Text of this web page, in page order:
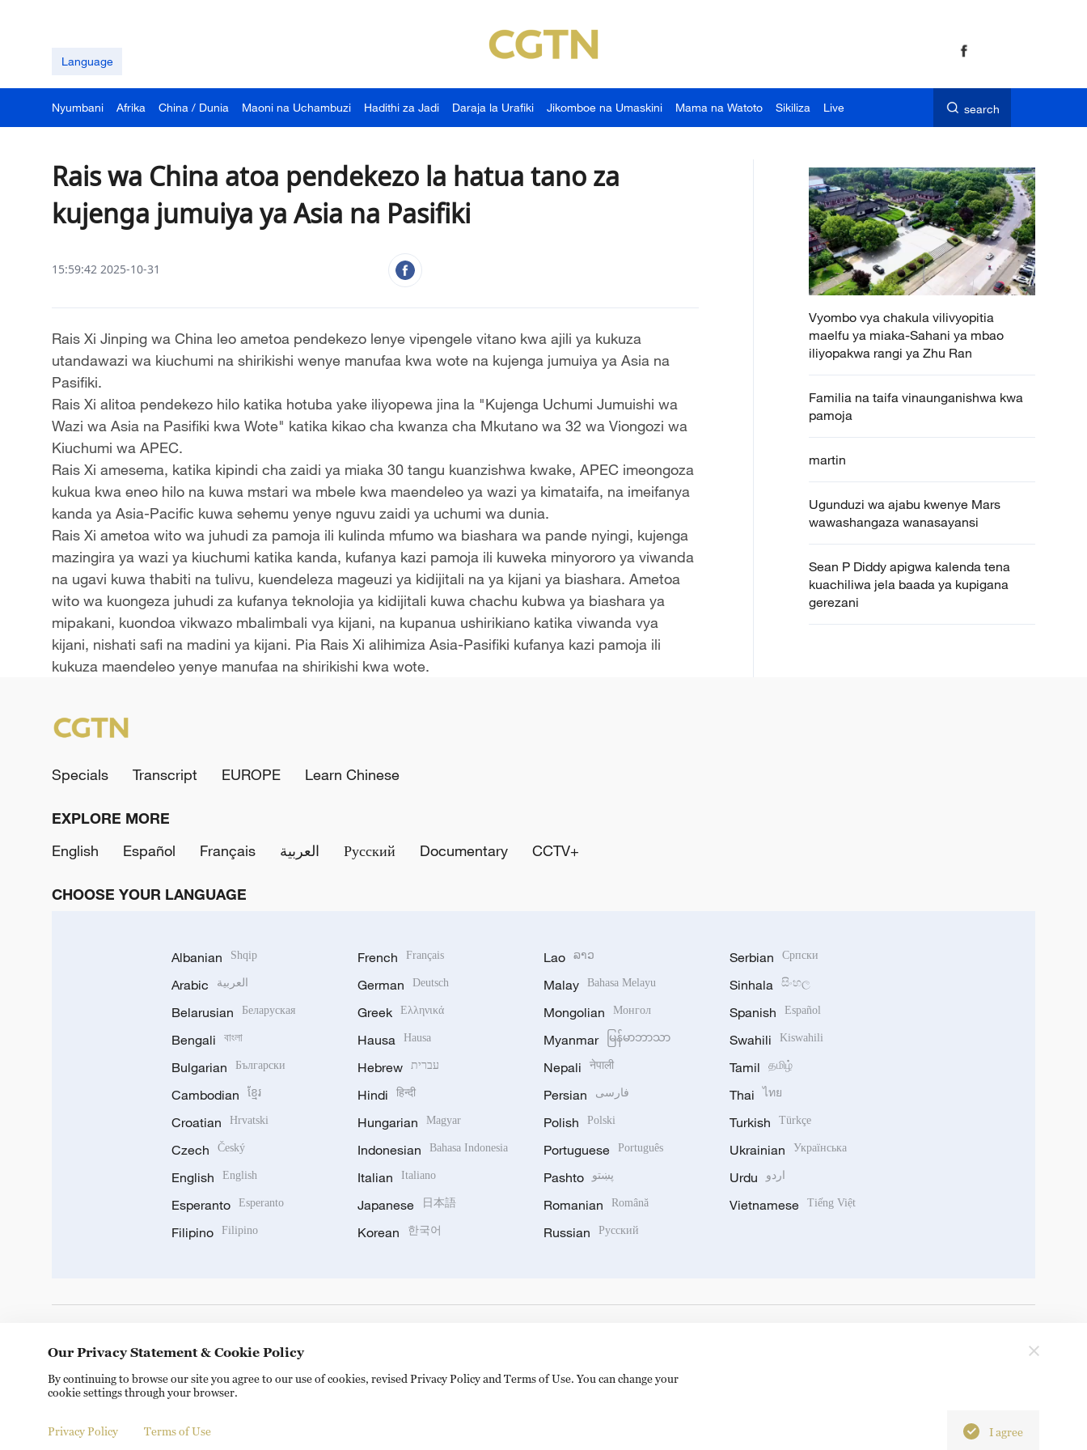
Language
Nyumbani Afrika China / Dunia Maoni na Uchambuzi Hadithi za Jadi Daraja la Urafiki Jikomboe na Umaskini Mama na Watoto Sikiliza Live search
Rais wa China atoa pendekezo la hatua tano za
kujenga jumuiya ya Asia na Pasifiki
15:59:42 2025-10-31
Rais Xi Jinping wa China leo ametoa pendekezo lenye vipengele vitano kwa ajili ya kukuza
utandawazi wa kiuchumi na shirikishi wenye manufaa kwa wote na kujenga jumuiya ya Asia na
Pasifiki.
Rais Xi alitoa pendekezo hilo katika hotuba yake iliyopewa jina la "Kujenga Uchumi Jumuishi wa
Wazi wa Asia na Pasifiki kwa Wote" katika kikao cha kwanza cha Mkutano wa 32 wa Viongozi wa
Kiuchumi wa APEC.
Rais Xi amesema, katika kipindi cha zaidi ya miaka 30 tangu kuanzishwa kwake, APEC imeongoza
kukua kwa eneo hilo na kuwa mstari wa mbele kwa maendeleo ya wazi ya kimataifa, na imeifanya
kanda ya Asia-Pacific kuwa sehemu yenye nguvu zaidi ya uchumi wa dunia.
Rais Xi ametoa wito wa juhudi za pamoja ili kulinda mfumo wa biashara wa pande nyingi, kujenga
mazingira ya wazi ya kiuchumi katika kanda, kufanya kazi pamoja ili kuweka minyororo ya viwanda
na ugavi kuwa thabiti na tulivu, kuendeleza mageuzi ya kidijitali na ya kijani ya biashara. Ametoa
wito wa kuongeza juhudi za kufanya teknolojia ya kidijitali kuwa chachu kubwa ya biashara ya
mipakani, kuondoa vikwazo mbalimbali vya kijani, na kupanua ushirikiano katika viwanda vya
kijani, nishati safi na madini ya kijani. Pia Rais Xi alihimiza Asia-Pasifiki kufanya kazi pamoja ili
kukuza maendeleo yenye manufaa na shirikishi kwa wote.
Vyombo vya chakula vilivyopitia
maelfu ya miaka-Sahani ya mbao
iliyopakwa rangi ya Zhu Ran
Familia na taifa vinaunganishwa kwa
pamoja
martin
Ugunduzi wa ajabu kwenye Mars
wawashangaza wanasayansi
Sean P Diddy apigwa kalenda tena
kuachiliwa jela baada ya kupigana
gerezani
Specials Transcript EUROPE Learn Chinese
EXPLORE MORE
English
Español Français العربية Русский Documentary CCTV+
CHOOSE YOUR LANGUAGE
Albanian Shqip
Arabic العربية
Belarusian Беларуская
Bengali বাংলা
Bulgarian Български
Cambodian ខ្មែរ
Croatian Hrvatski
Czech Český
English English
Esperanto Esperanto
Filipino Filipino
French Français
German Deutsch
Greek Ελληνικά
Hausa Hausa
Hebrew עברית
Hindi हिन्दी
Hungarian Magyar
Indonesian Bahasa Indonesia
Italian Italiano
Japanese 日本語
Korean 한국어
Lao ລາວ
Malay Bahasa Melayu
Mongolian Монгол
Myanmar မြန်မာဘာသာ
Nepali नेपाली
Persian فارسی
Polish Polski
Portuguese Português
Pashto پښتو
Romanian Română
Russian Русский
Serbian Српски
Sinhala සිංහල
Spanish Español
Swahili Kiswahili
Tamil தமிழ்
Thai ไทย
Turkish Türkçe
Ukrainian Українська
Urdu اردو
Vietnamese Tiếng Việt
Copyright © 2024 CGTN. 京ICP备20000184号
Our Privacy Statement & Cookie Policy
By continuing to browse our site you agree to our use of cookies, revised Privacy Policy and Terms of Use. You can change your
cookie settings through your browser.
Privacy Policy Terms of Use I agree